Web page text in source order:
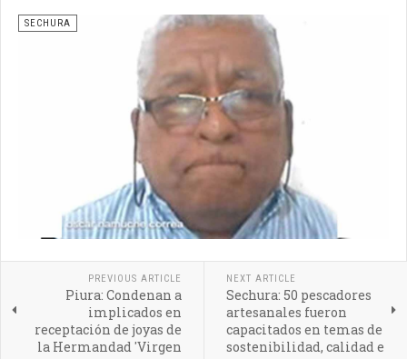
SECHURA
PREVIOUS ARTICLE
Piura: Condenan a
implicados en
receptación de joyas de
la Hermandad 'Virgen
NEXT ARTICLE
Sechura: 50 pescadores
artesanales fueron
capacitados en temas de
sostenibilidad, calidad e